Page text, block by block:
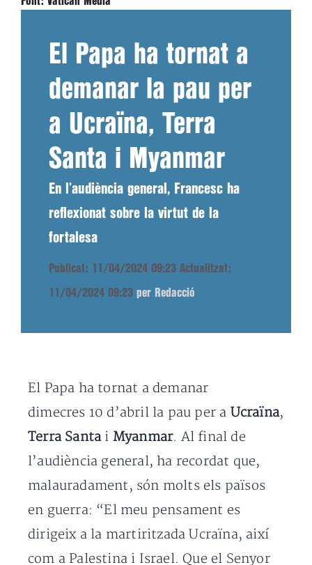
El Papa ha tornat a
demanar la pau per
a Ucraïna, Terra
Santa i Myanmar
En l’audiència general, Francesc ha
reflexionat sobre la virtut de la
fortalesa
Publicat: 11/04/2024 09:23 Actualitzat:
11/04/2024 09:23 per Redacció
El Papa ha tornat a demanar
dimecres 10 d’abril la pau per a Ucraïna,
Terra Santai Myanmar. Al final de
l’audiència general, ha recordat que,
malauradament, són molts els països
en guerra: “El meu pensament es
dirigeix a la martiritzada Ucraïna, així
com a Palestina i Israel. Que el Senyor